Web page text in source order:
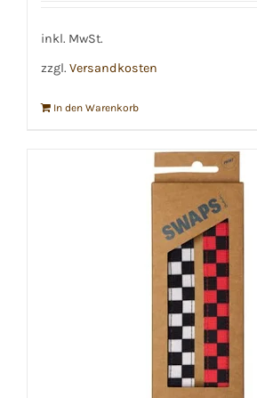
inkl. MwSt.
zzgl. Versandkosten
In den Warenkorb